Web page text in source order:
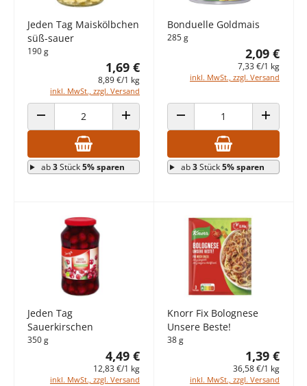
Jeden Tag Maiskölbchen
süß-sauer
190 g
1,69 €
8,89 €/1 kg
inkl. MwSt., zzgl. Versand
ANZAHL VERRINGERN ANZAHL ERHÖHEN
ab3Stück5% sparen
Bonduelle Goldmais
285 g
2,09 €
7,33 €/1 kg
inkl. MwSt., zzgl. Versand
ANZAHL VERRINGERN ANZAHL
ab3Stück5% sparen
Jeden Tag
Sauerkirschen
350 g
4,49 €
12,83 €/1 kg
inkl. MwSt., zzgl. Versand
Knorr Fix Bolognese
Unsere Beste!
38 g
1,39 €
36,58 €/1 kg
inkl. MwSt., zzgl. Versand